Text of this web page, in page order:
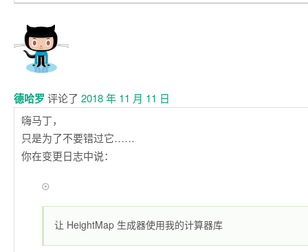
德哈罗 评论了 2018 年 11 月 11 日
嗨马丁，
只是为了不要错过它……
你在变更日志中说：
让 HeightMap 生成器使用我的计算器库